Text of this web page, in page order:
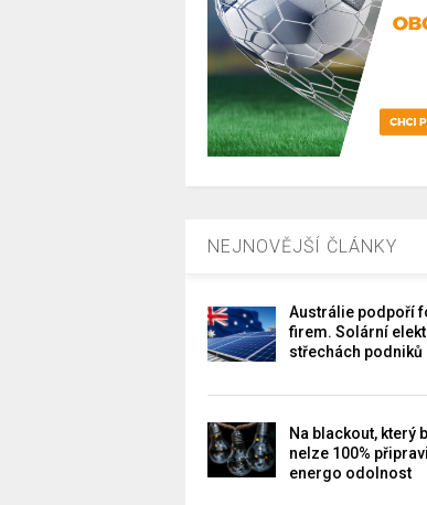
NEJNOVĚJŠÍ ČLÁNKY
Austrálie podpoří
firem. Solární
střechách podniků
Na blackout, který
nelze 100%
energo odolnost